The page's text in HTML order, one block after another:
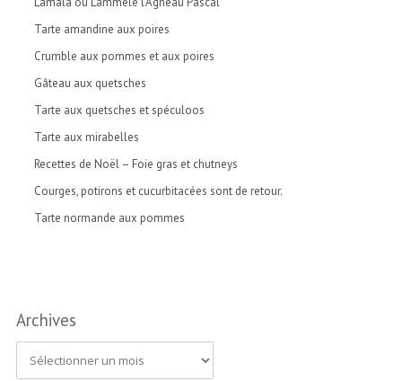
Tarte amandine aux poires
Crumble aux pommes et aux poires
Gâteau aux quetsches
Tarte aux quetsches et spéculoos
Tarte aux mirabelles
Recettes de Noël – Foie gras et chutneys
Courges, potirons et cucurbitacées sont de retour.
Tarte normande aux pommes
Archives
A